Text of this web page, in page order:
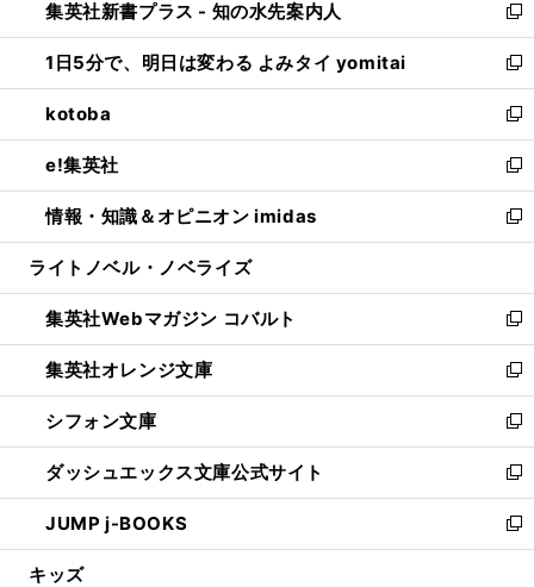
く
ド
ウ
で
開
く
ィ
ン
ド
ウ
で
開
く
い
ウ
ィ
ン
ド
ウ
で
開
く
集英社新書プラス - 知の水先案内人
新
し
い
ウ
ィ
ン
ド
ウ
で
開
1日5分で、明日は変わる よみタイ yomitai
新
し
い
ウ
ィ
ン
ド
ウ
開
く
kotoba
新
し
い
ウ
ィ
ン
ウ
で
開
く
e!集英社
新
し
い
ウ
ン
ド
ウ
で
開
く
情報・知識＆オピニオン imidas
新
し
ウ
ィ
ン
ド
ウ
で
開
く
ライトノベル・ノベライズ
集英社Webマガジン コバルト
新
し
い
ウ
ィ
ン
ド
ウ
で
開
集英社オレンジ文庫
新
し
い
ウ
ィ
ン
ド
ウ
シフォン文庫
新
し
い
ウ
ィ
ン
ダッシュエックス文庫公式サイト
新
し
い
ウ
JUMP j-BOOKS
新
し
キッズ